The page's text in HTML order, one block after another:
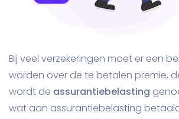
Bij veel verzekeringen moet er een
worden over de te betalen premie,
wordt de assurantiebelasting
wat aan assurantiebelasting